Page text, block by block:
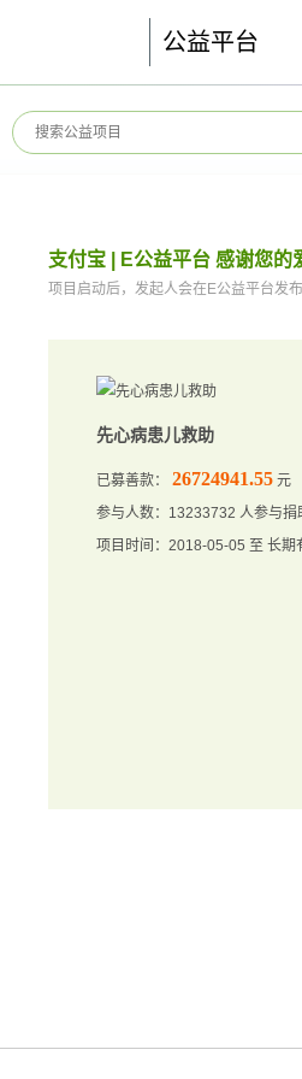
公益平台
支付宝 | E公益平台 感谢您的
项目启动后，发起人会在E公益平台发
先心病患儿救助
已募善款： 26724941.55 元
参与人数：13233732 人参与捐
项目时间：2018-05-05 至 长期